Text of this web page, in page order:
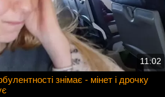
11:02
знімає - мінет і дрочку